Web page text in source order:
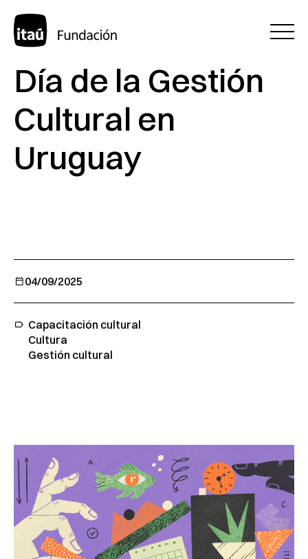
Día de la Gestión
Cultural en
Uruguay
04/09/2025
Capacitación cultural
Cultura
Gestión cultural